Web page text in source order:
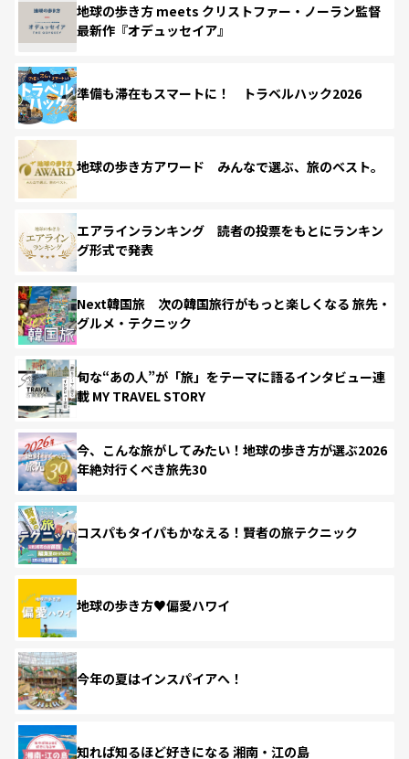
地球の歩き方 meets クリストファー・ノーラン監督
最新作『オデュッセイア』
準備も滞在もスマートに！ トラベルハック2026
地球の歩き方アワード みんなで選ぶ、旅のベスト。
エアラインランキング 読者の投票をもとにランキン
グ形式で発表
Next韓国旅 次の韓国旅行がもっと楽しくなる 旅先・
グルメ・テクニック
旬な“あの人”が「旅」をテーマに語るインタビュー連
載 MY TRAVEL STORY
今、こんな旅がしてみたい！地球の歩き方が選ぶ2026
年絶対行くべき旅先30
コスパもタイパもかなえる！賢者の旅テクニック
地球の歩き方♥偏愛ハワイ
今年の夏はインスパイアへ！
知れば知るほど好きになる 湘南・江の島